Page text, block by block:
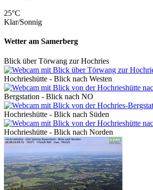
25°C
Klar/Sonnig
Wetter am Samerberg
Blick über Törwang zur Hochries
Hochrieshütte - Blick nach Westen
Bergstation - Blick nach NO
Hochrieshütte - Blick nach Süden
Hochrieshütte - Blick nach Norden